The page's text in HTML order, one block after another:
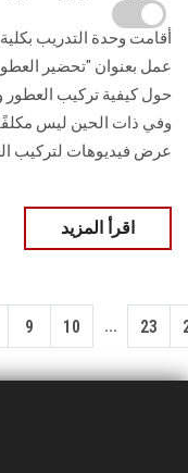
أقامت وحدة التدريب
عمل بعنوان "تحضير
حول كيفية تركيب
وفي ذات الحين ليس
عرض فيديوهات لتركيب
اقرأ المزيد
9 10 ... 23